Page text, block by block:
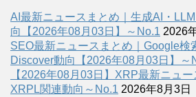
AI最新ニュースまとめ｜生成AI・
向【2026年08月03日】～No.1 2026
SEO最新ニュースまとめ｜Google検
Discover動向【2026年08月03日】～
【2026年08月03日】XRP最新ニュ
XRPL関連動向～No.1 2026年8月3日